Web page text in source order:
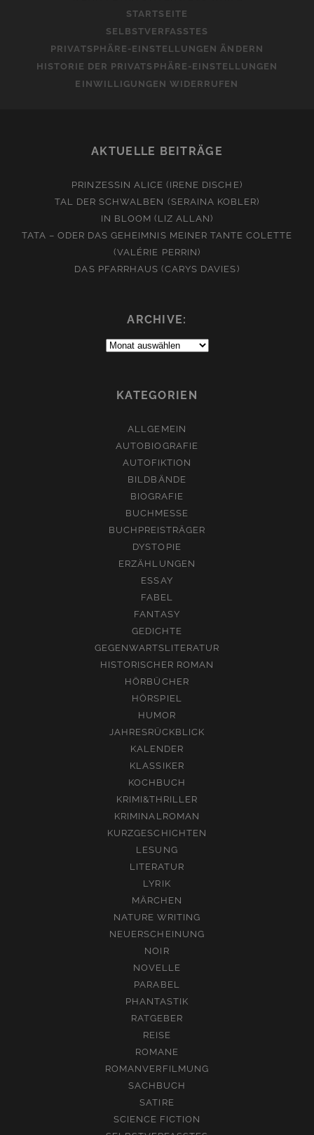
STARTSEITE
SELBSTVERFASSTES
PRIVATSPHÄRE-EINSTELLUNGEN ÄNDERN
HISTORIE DER PRIVATSPHÄRE-EINSTELLUNGEN
EINWILLIGUNGEN WIDERRUFEN
AKTUELLE BEITRÄGE
PRINZESSIN ALICE (IRENE DISCHE)
TAL DER SCHWALBEN (SERAINA KOBLER)
IN BLOOM (LIZ ALLAN)
TATA – ODER DAS GEHEIMNIS MEINER TANTE COLETTE
(VALÉRIE PERRIN)
DAS PFARRHAUS (CARYS DAVIES)
ARCHIVE:
Archive:
KATEGORIEN
ALLGEMEIN
AUTOBIOGRAFIE
AUTOFIKTION
BILDBÄNDE
BIOGRAFIE
BUCHMESSE
BUCHPREISTRÄGER
DYSTOPIE
ERZÄHLUNGEN
ESSAY
FABEL
FANTASY
GEDICHTE
GEGENWARTSLITERATUR
HISTORISCHER ROMAN
HÖRBÜCHER
HÖRSPIEL
HUMOR
JAHRESRÜCKBLICK
KALENDER
KLASSIKER
KOCHBUCH
KRIMI&THRILLER
KRIMINALROMAN
KURZGESCHICHTEN
LESUNG
LITERATUR
LYRIK
MÄRCHEN
NATURE WRITING
NEUERSCHEINUNG
NOIR
NOVELLE
PARABEL
PHANTASTIK
RATGEBER
REISE
ROMANE
ROMANVERFILMUNG
SACHBUCH
SATIRE
SCIENCE FICTION